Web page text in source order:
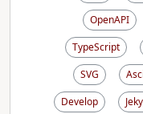
OpenAPI
TypeScript
SVG
Develop